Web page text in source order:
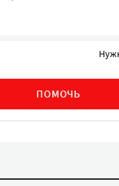
ПОМОЧЬ